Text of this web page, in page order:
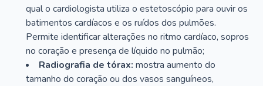
qual o cardiologista utiliza o estetoscópio para ouvir os
batimentos cardíacos e os ruídos dos pulmões.
Permite identificar alterações no ritmo cardíaco, sopros
no coração e presença de líquido no pulmão;
Radiografia de tórax: mostra aumento do
tamanho do coração ou dos vasos sanguíneos,